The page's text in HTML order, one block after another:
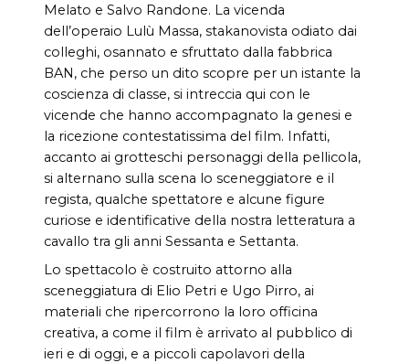
Melato e Salvo Randone. La vicenda
dell’operaio Lulù Massa, stakanovista odiato dai
colleghi, osannato e sfruttato dalla fabbrica
BAN, che perso un dito scopre per un istante la
coscienza di classe, si intreccia qui con le
vicende che hanno accompagnato la genesi e
la ricezione contestatissima del film. Infatti,
accanto ai grotteschi personaggi della pellicola,
si alternano sulla scena lo sceneggiatore e il
regista, qualche spettatore e alcune figure
curiose e identificative della nostra letteratura a
cavallo tra gli anni Sessanta e Settanta.
Lo spettacolo è costruito attorno alla
sceneggiatura di Elio Petri e Ugo Pirro, ai
materiali che ripercorrono la loro officina
creativa, a come il film è arrivato al pubblico di
ieri e di oggi, e a piccoli capolavori della